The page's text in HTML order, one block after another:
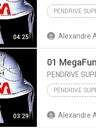
04:25 Alexandre
03:29
PENDRIVE
Alexandre